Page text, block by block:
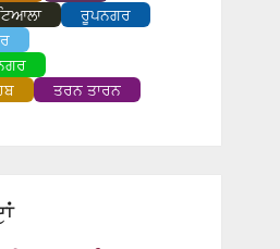
ਰੂਪਨਗਰ
ਤਰਨ ਤਾਰਨ